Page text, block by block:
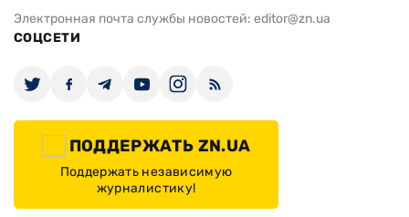
Электронная почта службы новостей: editor@zn.ua
СОЦСЕТИ
ПОДДЕРЖАТЬ ZN.UA
Поддержать независимую
журналистику!